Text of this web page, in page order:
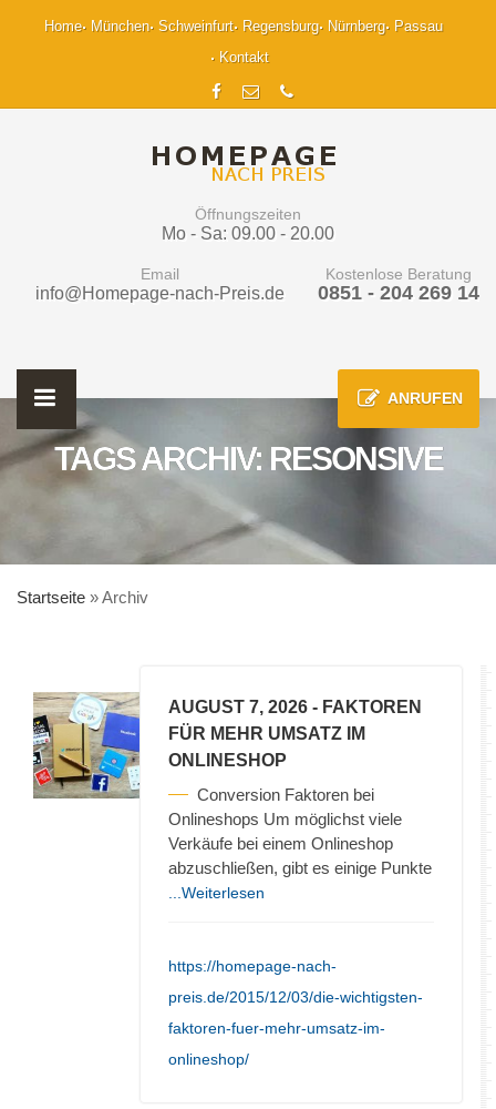
Home München Schweinfurt Regensburg Nürnberg
Passau
Kontakt
Öffnungszeiten
Mo - Sa: 09.00 - 20.00
Email
info@Homepage-nach-Preis.de
Kostenlose Beratung
0851 - 204 269 14
ANRUFEN
TAGS ARCHIV: RESONSIVE
Startseite »Archiv
AUGUST 7, 2026 - FAKTOREN
FÜR MEHR UMSATZ IM
ONLINESHOP
Conversion Faktoren bei
Onlineshops Um möglichst viele
Verkäufe bei einem Onlineshop
abzuschließen, gibt es einige Punkte
...Weiterlesen
https://homepage-nach-
preis.de/2015/12/03/die-wichtigsten-
faktoren-fuer-mehr-umsatz-im-
onlineshop/